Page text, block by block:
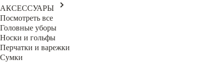
АКСЕССУАРЫ
Посмотреть все
Головные уборы
Носки и гольфы
Перчатки и варежки
Сумки